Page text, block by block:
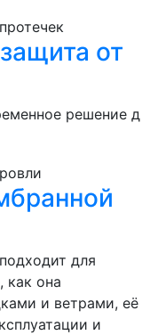
от
решение д
для
как она
и ветрами, её
и